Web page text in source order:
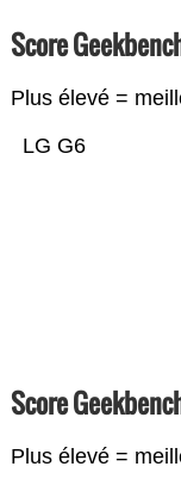
Score
Plus élevé =
LG G6
Score
Plus élevé =